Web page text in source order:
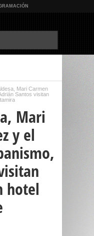
Mari Carmen
Santos visitan
Mari
y el
hotel